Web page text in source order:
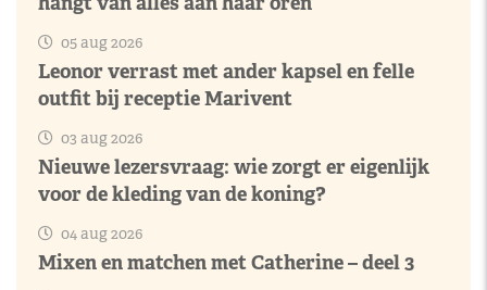
05 aug 2026
Leonor verrast met ander kapsel en felle
outfit bij receptie Marivent
03 aug 2026
Nieuwe lezersvraag: wie zorgt er eigenlijk
voor de kleding van de koning?
04 aug 2026
Mixen en matchen met Catherine – deel 3